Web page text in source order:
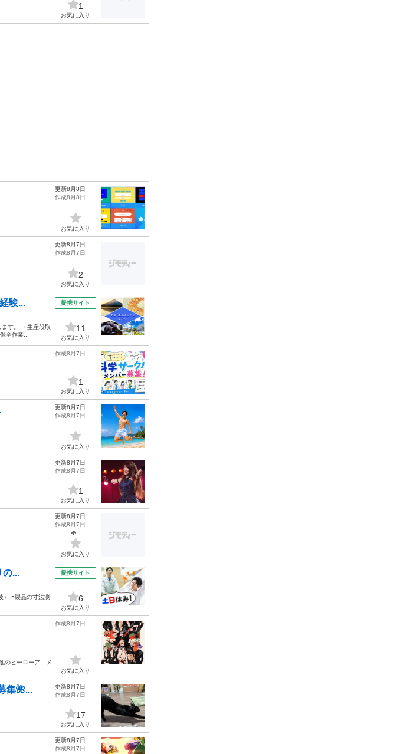
1
お気に入り
更新8月8日
作成8月8日
お気に入り
更新8月7日
作成8月7日
2
お気に入り
験...
す。 ・生産段取
全作業...
提携サイト
11
お気に入り
作成8月7日
1
お気に入り
更新8月7日
作成8月7日
お気に入り
更新8月7日
作成8月7日
1
お気に入り
更新8月7日
作成8月7日
お気に入り
の...
） ○製品の寸法測
提携サイト
6
お気に入り
のヒーローアニメ
作成8月7日
お気に入り
集🌺...
更新8月7日
作成8月7日
17
お気に入り
更新8月7日
作成8月7日